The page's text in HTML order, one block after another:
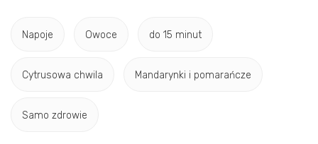
Napoje Owoce do 15 minut
Cytrusowa chwila Mandarynki i pomarańcze
Samo zdrowie